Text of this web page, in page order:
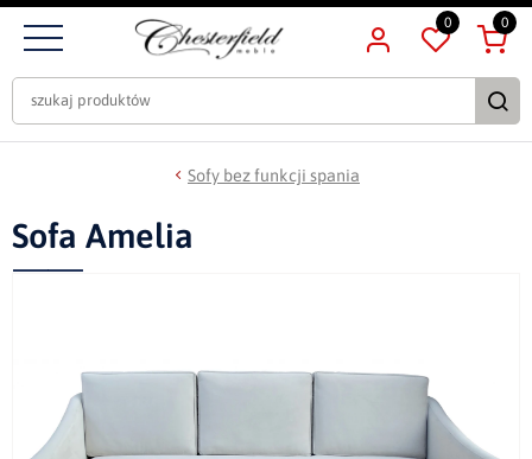
0 0
Sofy bez funkcji spania
Sofa Amelia